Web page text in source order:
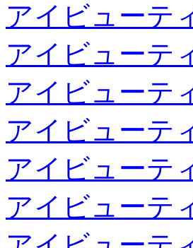
アイビューテ
アイビューテ
アイビューテ
アイビューテ
アイビューテ
アイビューテ